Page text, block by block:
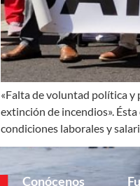
«Falta de voluntad política y
extinción de incendios».
condiciones laborales y
Conócenos